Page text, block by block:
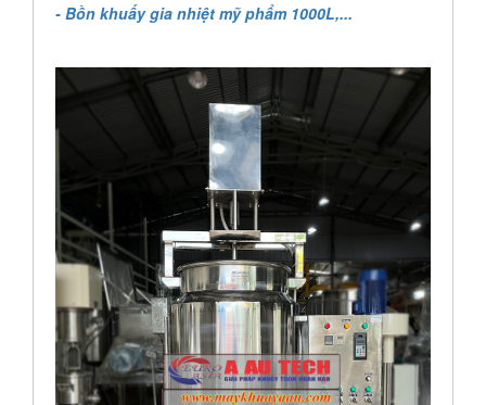
- Bồn khuấy gia nhiệt mỹ phẩm 1000L,...